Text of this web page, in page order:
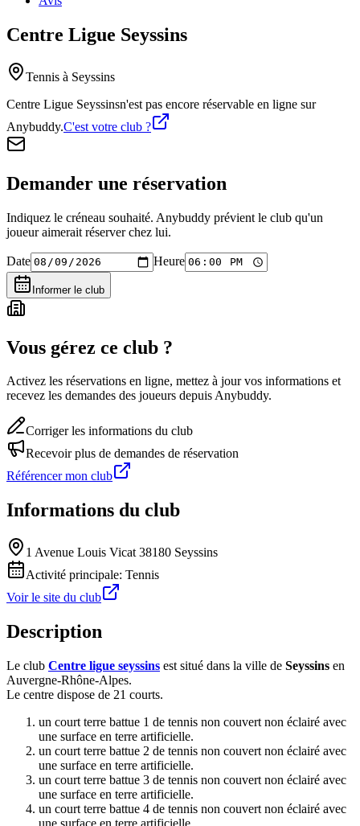
Centre Ligue Seyssins
Tennis à Seyssins
Centre Ligue Seyssinsn'est pas encore réservable en ligne sur
Anybuddy.C'est votre club ?
Demander une réservation
Indiquez le créneau souhaité. Anybuddy prévient le club qu'un
joueur aimerait réserver chez lui.
Date Heure
Informer le club
Vous gérez ce club ?
Activez les réservations en ligne, mettez à jour vos informations et
recevez les demandes des joueurs depuis Anybuddy.
Corriger les informations du club
Recevoir plus de demandes de réservation
Référencer mon club
Informations du club
1 Avenue Louis Vicat 38180 Seyssins
Activité principale: Tennis
Voir le site du club
Description
Le club Centre ligue seyssins est situé dans la ville de Seyssins en
Auvergne-Rhône-Alpes.
Le centre dispose de 21 courts.
un court terre battue 1 de tennis non couvert non éclairé avec
une surface en terre artificielle.
un court terre battue 2 de tennis non couvert non éclairé avec
une surface en terre artificielle.
un court terre battue 3 de tennis non couvert non éclairé avec
une surface en terre artificielle.
un court terre battue 4 de tennis non couvert non éclairé avec
une surface en terre artificielle.